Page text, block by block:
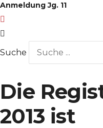
Anmeldung Jg. 11
Suche
Die
2013 ist